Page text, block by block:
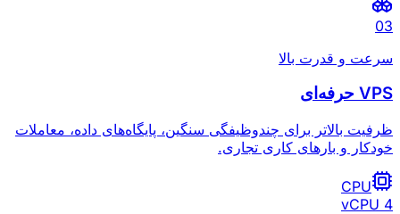
03
سرعت و قدرت بالا
VPS حرفه‌ای
ظرفیت بالاتر برای چندوظیفگی سنگین، پایگاه‌های داده، معاملات
خودکار و بارهای کاری تجاری.
CPU
4 vCPU